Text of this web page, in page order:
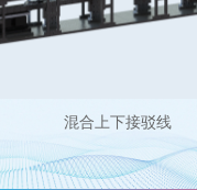
混合上下接驳线